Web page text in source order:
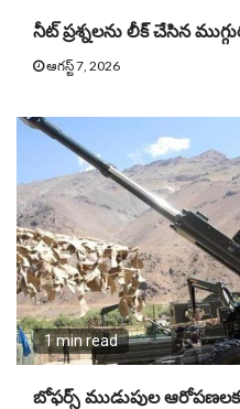
నీట్ ప్ర‌శ్న‌ల‌ను లీక్ చేసిన
ఆగస్ట్ 7, 2026
1 min read
బోఫర్స్ ముడుపుల ఆరోపణలకు